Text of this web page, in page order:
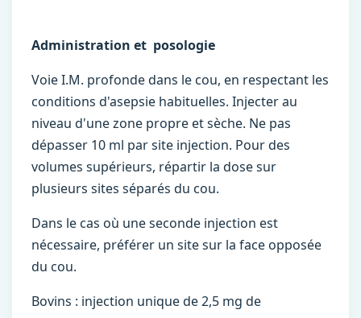
Administration et posologie
Voie I.M. profonde dans le cou, en respectant les
conditions d'asepsie habituelles. Injecter au
niveau d'une zone propre et sèche. Ne pas
dépasser 10 ml par site injection. Pour des
volumes supérieurs, répartir la dose sur
plusieurs sites séparés du cou.
Dans le cas où une seconde injection est
nécessaire, préférer un site sur la face opposée
du cou.
Bovins : injection unique de 2,5 mg de